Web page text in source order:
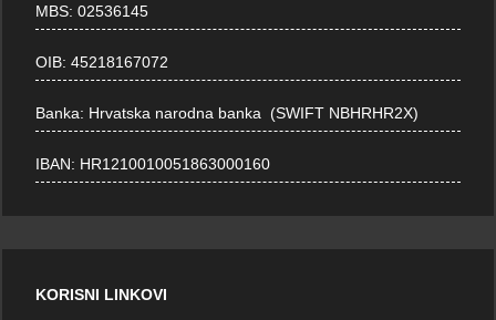
MBS: 02536145
OIB: 45218167072
Banka: Hrvatska narodna banka (SWIFT NBHRHR2X)
IBAN: HR1210010051863000160
KORISNI LINKOVI